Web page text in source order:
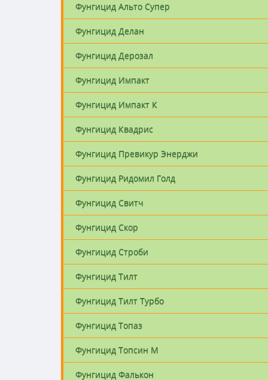
Фунгицид Альто Супер
Фунгицид Делан
Фунгицид Дерозал
Фунгицид Импакт
Фунгицид Импакт К
Фунгицид Квадрис
Фунгицид Превикур Энерджи
Фунгицид Ридомил Голд
Фунгицид Свитч
Фунгицид Скор
Фунгицид Строби
Фунгицид Тилт
Фунгицид Тилт Турбо
Фунгицид Топаз
Фунгицид Топсин М
Фунгицид Фалькон